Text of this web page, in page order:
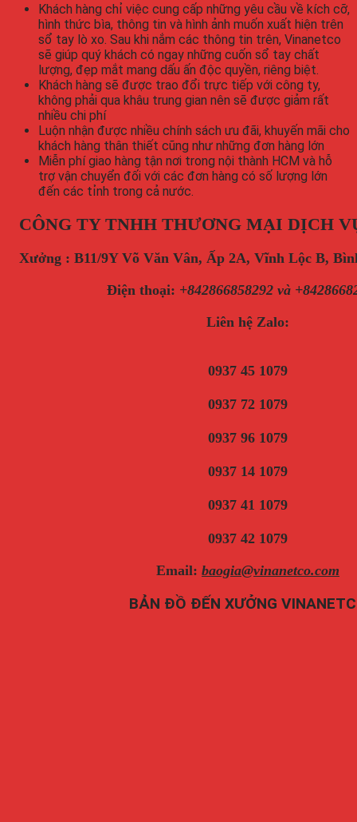
Khách hàng chỉ việc cung cấp những yêu cầu về kích cỡ,
hình thức bìa, thông tin và hình ảnh muốn xuất hiện trên
sổ tay lò xo. Sau khi nắm các thông tin trên, Vinanetco
sẽ giúp quý khách có ngay những cuốn sổ tay chất
lượng, đẹp mắt mang dấu ấn độc quyền, riêng biệt.
Khách hàng sẽ được trao đổi trực tiếp với công ty,
không phải qua khâu trung gian nên sẽ được giảm rất
nhiều chi phí
Luộn nhận được nhiều chính sách ưu đãi, khuyến mãi cho
khách hàng thân thiết cũng như những đơn hàng lớn
Miễn phí giao hàng tận nơi trong nội thành HCM và hỗ
trợ vận chuyển đối với các đơn hàng có số lượng lớn
đến các tỉnh trong cả nước.
CÔNG TY TNHH THƯƠNG MẠI DỊCH
Xưởng : B11/9Y Võ Văn Vân, Ấp 2A, Vĩnh Lộc B,
Điện thoại: +842866858292 và
Liên hệ Zalo:
0937 45 1079
0937 72 1079
0937 96 1079
0937 14 1079
0937 41 1079
0937 42 1079
Email: baogia@vinanetco.com
BẢN ĐỒ ĐẾN XƯỞNG